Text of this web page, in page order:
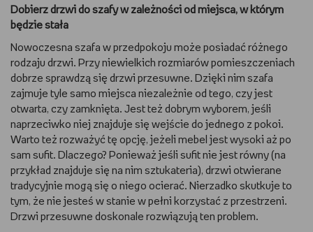
Dobierz drzwi do szafy w zależności od miejsca, w którym
będzie stała
Nowoczesna szafa w przedpokoju może posiadać różnego
rodzaju drzwi. Przy niewielkich rozmiarów pomieszczeniach
dobrze sprawdzą się drzwi przesuwne. Dzięki nim szafa
zajmuje tyle samo miejsca niezależnie od tego, czy jest
otwarta, czy zamknięta. Jest też dobrym wyborem, jeśli
naprzeciwko niej znajduje się wejście do jednego z pokoi.
Warto też rozważyć tę opcję, jeżeli mebel jest wysoki aż po
sam sufit. Dlaczego? Ponieważ jeśli sufit nie jest równy (na
przykład znajduje się na nim sztukateria), drzwi otwierane
tradycyjnie mogą się o niego ocierać. Nierzadko skutkuje to
tym, że nie jesteś w stanie w pełni korzystać z przestrzeni.
Drzwi przesuwne doskonale rozwiązują ten problem.